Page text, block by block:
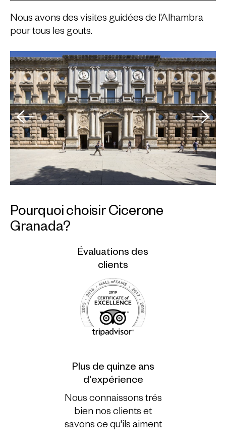
Nous avons des visites guidées de l’Alhambra
pour tous les gouts.
Pourquoi choisir Cicerone
Granada?
Évaluations des
clients
Plus de quinze ans
d'expérience
Nous connaissons trés
bien nos clients et
savons ce qu'ils aiment